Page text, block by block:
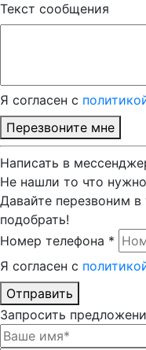
Текст сообщения
Я согласен с
Перезвоните мне
Написать в
Не нашли то что
Давайте перезвоним
подобрать!
Номер телефона *
Я согласен с
Отправить
Запросить